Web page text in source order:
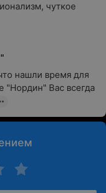
чуткое
нашли время для
"Нордин" Вас всегда